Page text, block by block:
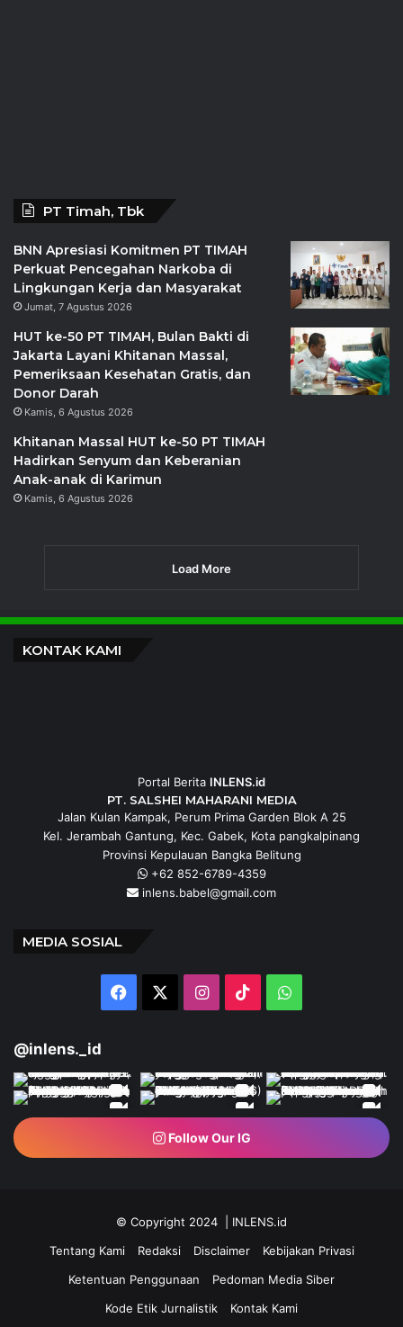
PT Timah, Tbk
BNN Apresiasi Komitmen PT TIMAH
Perkuat Pencegahan Narkoba di
Lingkungan Kerja dan Masyarakat
Jumat, 7 Agustus 2026
HUT ke-50 PT TIMAH, Bulan Bakti di
Jakarta Layani Khitanan Massal,
Pemeriksaan Kesehatan Gratis, dan
Donor Darah
Kamis, 6 Agustus 2026
Khitanan Massal HUT ke-50 PT TIMAH
Hadirkan Senyum dan Keberanian
Anak-anak di Karimun
Kamis, 6 Agustus 2026
Load More
KONTAK KAMI
Portal Berita INLENS.id
PT. SALSHEI MAHARANI MEDIA
Jalan Kulan Kampak, Perum Prima Garden Blok A 25
Kel. Jerambah Gantung, Kec. Gabek, Kota pangkalpinang
Provinsi Kepulauan Bangka Belitung
+62 852-6789-4359
inlens.babel@gmail.com
MEDIA SOSIAL
Facebook Instagram
TikTokWhatsApp
@inlens._id
Follow Our IG
© Copyright 2024 | INLENS.id
Tentang Kami
Redaksi Disclaimer
Kebijakan Privasi
Ketentuan Penggunaan
Pedoman Media Siber
Kode Etik Jurnalistik
Kontak Kami